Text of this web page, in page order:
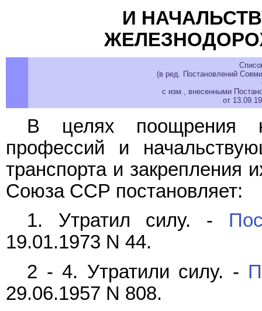
И
(в ред. Постановлений
с изм., внесенными
от
В целях поощрения
профессий и
транспорта и закрепления
Союза ССР постановляет:
1. Утратил силу. -
19.01.1973 N 44.
2 - 4. Утратили силу. -
29.06.1957 N 808.